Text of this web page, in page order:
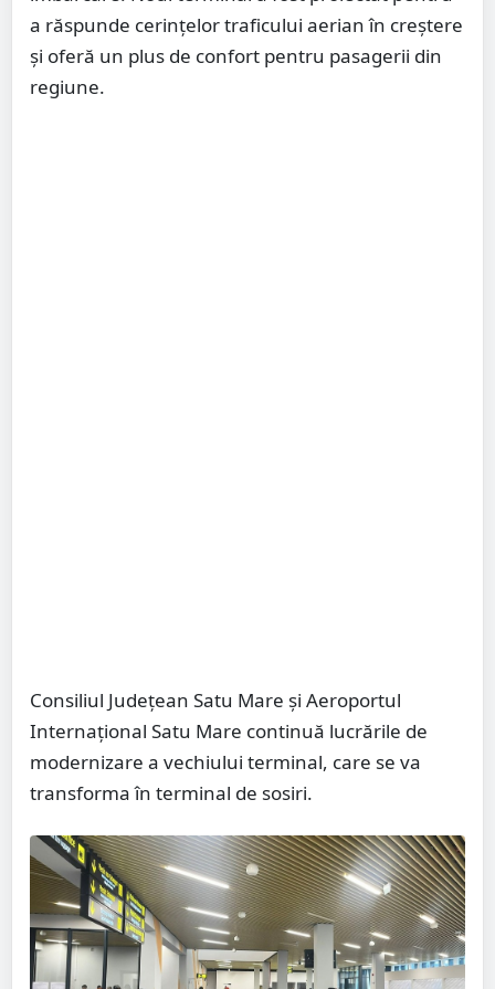
a răspunde cerințelor traficului aerian în creștere
și oferă un plus de confort pentru pasagerii din
regiune.
Consiliul Județean Satu Mare și Aeroportul
Internațional Satu Mare continuă lucrările de
modernizare a vechiului terminal, care se va
transforma în terminal de sosiri.